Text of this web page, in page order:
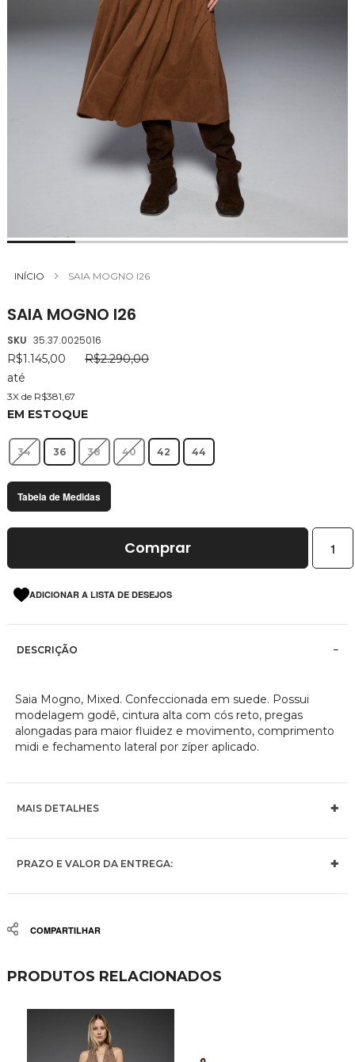
INÍCIO SAIA MOGNO I26
SAIA MOGNO I26
SKU 35.37.0025016
R$1.145,00
R$2.290,00
até
3X de R$381,67
EM ESTOQUE
34 36 38 40 42 44
Tabela de Medidas
Comprar
ADICIONAR A LISTA DE DESEJOS
DESCRIÇÃO
Saia Mogno, Mixed. Confeccionada em suede. Possui
modelagem godê, cintura alta com cós reto, pregas
alongadas para maior fluidez e movimento, comprimento
midi e fechamento lateral por zíper aplicado.
MAIS DETALHES
PRAZO E VALOR DA ENTREGA:
Share
para
da
Galeria
de
imagens
PRODUTOS RELACIONADOS